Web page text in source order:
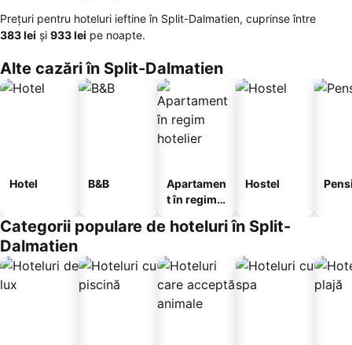
Prețuri pentru hoteluri ieftine în Split-Dalmatien, cuprinse între
‎383 lei și ‎933 lei pe noapte.
Alte cazări în Split-Dalmatien
Hotel B&B
Apartamen
t în regim
Hostel
Categorii populare de hoteluri în Split-
Dalmatien